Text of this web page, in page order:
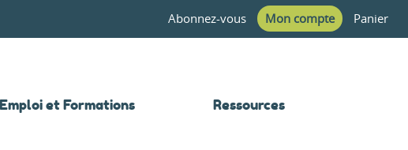
Abonnez-vous Mon compte Panier
Emploi et Formations Ressources